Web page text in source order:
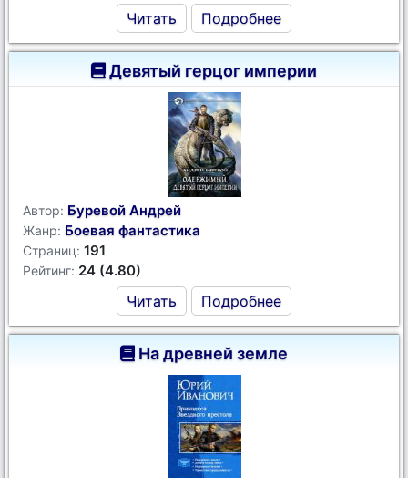
Читать Подробнее
Девятый герцог империи
Автор: Буревой Андрей
Жанр: Боевая фантастика
Страниц: 191
Рейтинг: 24 (4.80)
Читать Подробнее
На древней земле